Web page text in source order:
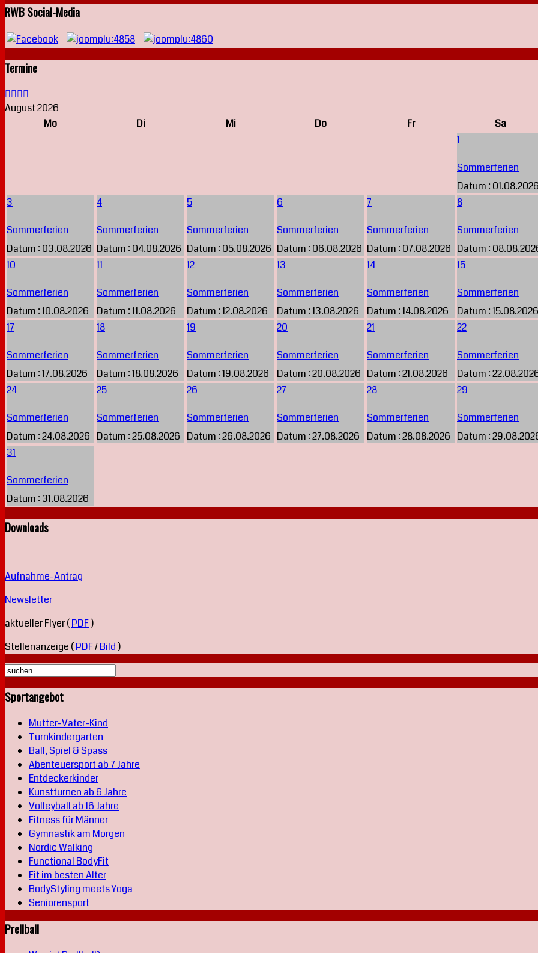
RWB Social-Media
Termine
August 2026
Mo
Di Mi Do Fr
Sa
1
Sommerferien
Datum :
3
Sommerferien
Datum : 03.08.2026
4
Sommerferien
Datum : 04.08.2026
5
Sommerferien
Datum : 05.08.2026
6
Sommerferien
Datum : 06.08.2026
7
Sommerferien
Datum : 07.08.2026
8
Sommerferien
Datum :
10
Sommerferien
Datum :10.08.2026
11
Sommerferien
Datum :11.08.2026
12
Sommerferien
Datum :12.08.2026
13
Sommerferien
Datum :13.08.2026
14
Sommerferien
Datum :14.08.2026
15
Sommerferien
Datum :15.08.2026
17
Sommerferien
Datum :17.08.2026
18
Sommerferien
Datum :18.08.2026
19
Sommerferien
Datum :19.08.2026
20
Sommerferien
Datum :20.08.2026
21
Sommerferien
Datum :21.08.2026
22
Sommerferien
Datum :
24
Sommerferien
Datum :24.08.2026
25
Sommerferien
Datum :25.08.2026
26
Sommerferien
Datum :26.08.2026
27
Sommerferien
Datum :27.08.2026
28
Sommerferien
Datum :28.08.2026
29
Sommerferien
Datum :
31
Sommerferien
Datum : 31.08.2026
Downloads
Aufnahme-Antrag
Newsletter
aktueller Flyer (PDF)
Stellenanzeige (PDF/Bild)
Sportangebot
Mutter-Vater-Kind
Turnkindergarten
Ball, Spiel & Spass
Abenteuersport ab 7 Jahre
Entdeckerkinder
Kunstturnen ab 6 Jahre
Volleyball ab 16 Jahre
Fitness für Männer
Gymnastik am Morgen
Nordic Walking
Functional BodyFit
Fit im besten Alter
BodyStyling meets Yoga
Seniorensport
Prellball